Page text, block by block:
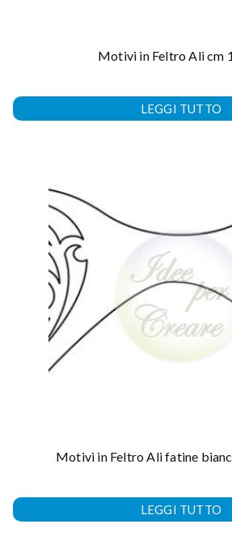
Motivi in Feltro Ali cm
LEGGI TUTTO
Motivi in Feltro Ali fatine
LEGGI TUTTO